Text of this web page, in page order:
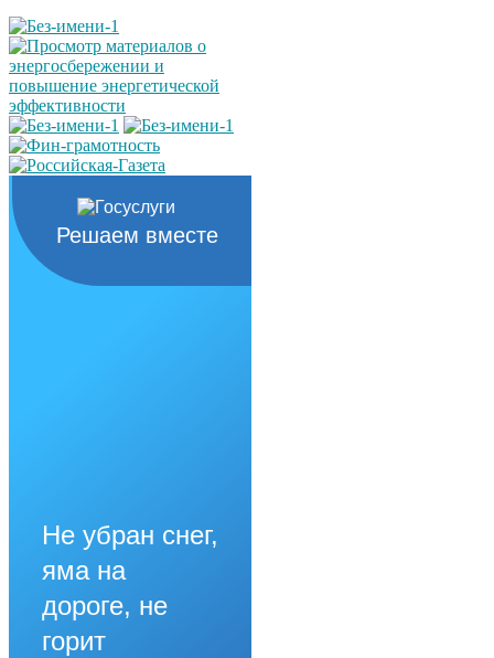
Решаем вместе
Не убран снег,
яма на
дороге, не
горит